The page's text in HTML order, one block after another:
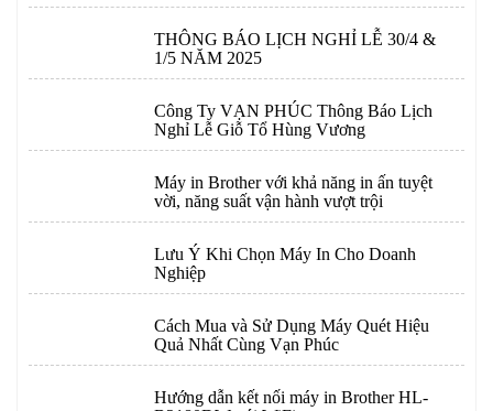
THÔNG BÁO LỊCH NGHỈ LỄ 30/4 &
1/5 NĂM 2025
Công Ty VẠN PHÚC Thông Báo Lịch
Nghỉ Lễ Giỗ Tổ Hùng Vương
Máy in Brother với khả năng in ấn tuyệt
vời, năng suất vận hành vượt trội
Lưu Ý Khi Chọn Máy In Cho Doanh
Nghiệp
Cách Mua và Sử Dụng Máy Quét Hiệu
Quả Nhất Cùng Vạn Phúc
Hướng dẫn kết nối máy in Brother HL-